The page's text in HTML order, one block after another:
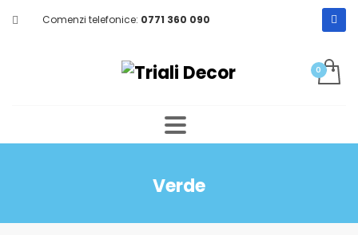
Comenzi telefonice: 0771 360 090
Verde